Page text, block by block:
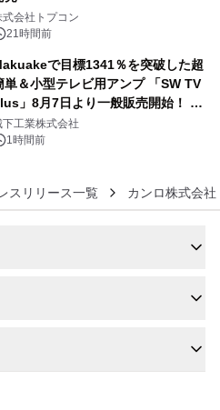
式会社トプコン
21時間前
で目標1341％を突破した超
単＆小型テレビ用アンプ 「SW TV
」8月7日より一般販売開始！ ケ
ブル1本つなぐだけ、テレビの音が
っと豊かに
下工業株式会社
1時間前
スリリース一覧 カンロ株式会社